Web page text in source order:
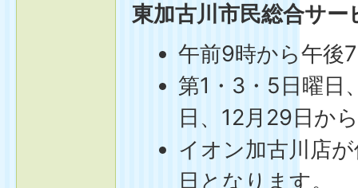
東加古川市民総合サ
午前9時から午後
第1・3・5日曜日
日、12月29日か
イオン加古川店
日となります。